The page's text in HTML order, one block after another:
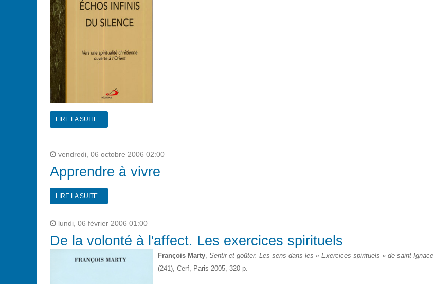
LIRE LA SUITE...
vendredi, 06 octobre 2006 02:00
Apprendre à vivre
LIRE LA SUITE...
lundi, 06 février 2006 01:00
De la volonté à l'affect. Les exercices spirituels
François Marty Sentir et goûter. Les sens dans les « Exercices spirituels » de saint Ignace
(241), Cerf, Paris 2005, 320 p.